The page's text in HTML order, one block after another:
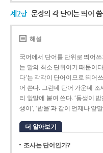
제2항 문장의 각 단어는 띄어
해설
국어에서 단어를 단위로 띄어
는 말의 최소 단위이기 때문이다.
다’는 각각이 단어이므로 띄어
어 쓴다. 그런데 단어 가운데
리 앞말에 붙여 쓴다. ‘동생이 밥
생이’, ‘밥을’과 같이 언제나 앞
더 알아보기
조사는 단어인가?